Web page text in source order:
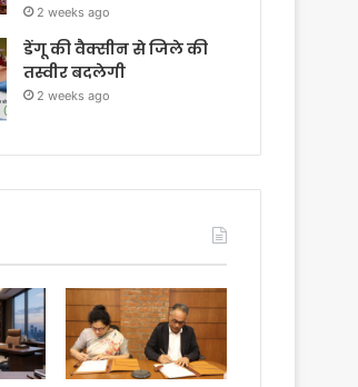
2 weeks ago
डेंगू की वैक्सीन से जिले की
तस्वीर बदलेगी
2 weeks ago